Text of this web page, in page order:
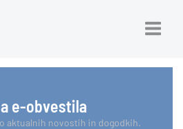
e-obvestila
aktualnih novostih in dogodkih.